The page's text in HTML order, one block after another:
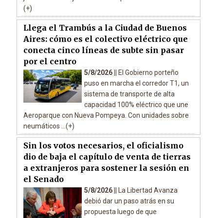
(+)
Llega el Trambús a la Ciudad de Buenos
Aires: cómo es el colectivo eléctrico que
conecta cinco líneas de subte sin pasar
por el centro
5/8/2026 ||
El Gobierno porteño
puso en marcha el corredor T1, un
sistema de transporte de alta
capacidad 100% eléctrico que une
Aeroparque con Nueva Pompeya. Con unidades sobre
neumáticos ...(+)
Sin los votos necesarios, el oficialismo
dio de baja el capítulo de venta de tierras
a extranjeros para sostener la sesión en
el Senado
5/8/2026 ||
La Libertad Avanza
debió dar un paso atrás en su
propuesta luego de que